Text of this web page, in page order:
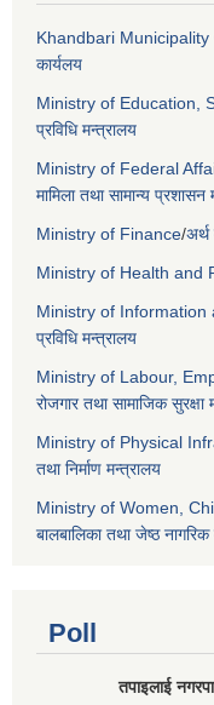
Khandbari Municipality
कार्यलय
Ministry of Education,
प्रविधि मन्त्रालय
Ministry of Federal
मामिला तथा सामान्य प्रशासन
Ministry of Finance/अर्थ
Ministry of Health and
Ministry of Information
प्रविधि मन्त्रालय
Ministry of Labour,
रोजगार तथा सामाजिक सुरक्षा
Ministry of Physical
तथा निर्माण मन्त्रालय
Ministry of Women,
बालबालिका तथा जेष्ठ
Poll
तपाइलाई